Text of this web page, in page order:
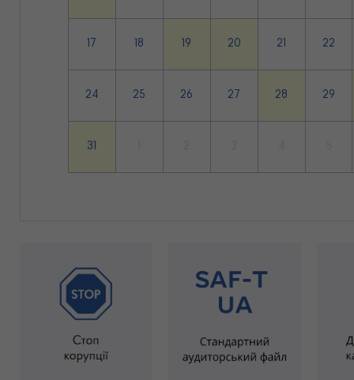
17 18 19 20 21 22
24 25 26 27 28 29
31